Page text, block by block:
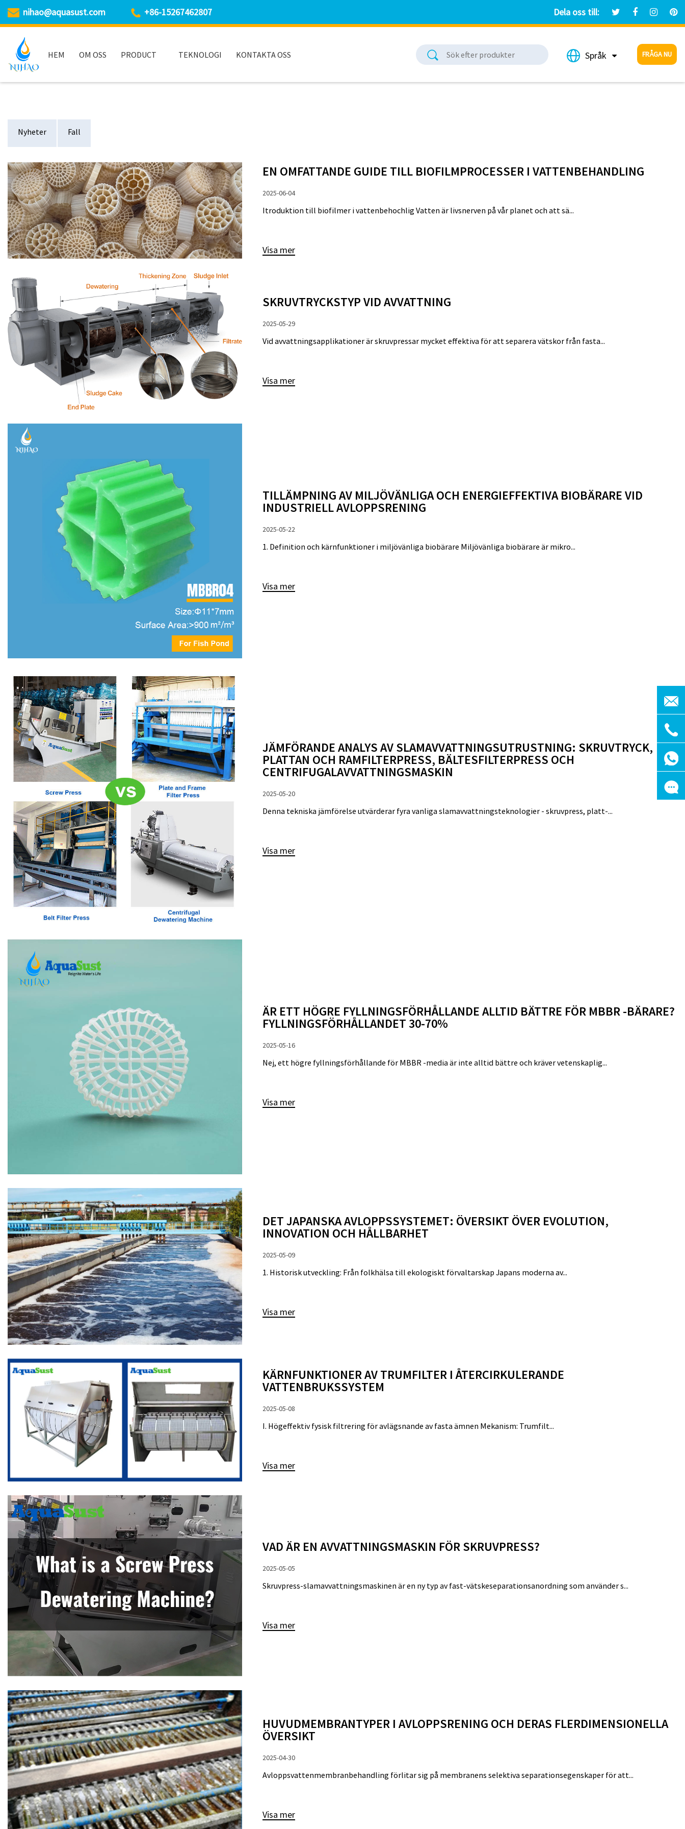
nihao@aquasust.com +86-15267462807 Dela oss till:
HEM OM OSS PRODUCT TEKNOLOGI KONTAKTA OSS Språk FRÅGA NU
Nyheter Fall
EN OMFATTANDE GUIDE TILL BIOFILMPROCESSER I VATTENBEHANDLING
2025-06-04
Itroduktion till biofilmer i vattenbehochlig Vatten är livsnerven på vår planet och att sä...
Visa mer
SKRUVTRYCKSTYP VID AVVATTNING
2025-05-29
Vid avvattningsapplikationer är skruvpressar mycket effektiva för att separera vätskor från fasta...
Visa mer
TILLÄMPNING AV MILJÖVÄNLIGA OCH ENERGIEFFEKTIVA BIOBÄRARE VID
INDUSTRIELL AVLOPPSRENING
2025-05-22
1. Definition och kärnfunktioner i miljövänliga biobärare Miljövänliga biobärare är mikro...
Visa mer
JÄMFÖRANDE ANALYS AV SLAMAVVATTNINGSUTRUSTNING: SKRUVTRYCK,
PLATTAN OCH RAMFILTERPRESS, BÄLTESFILTERPRESS OCH
CENTRIFUGALAVVATTNINGSMASKIN
2025-05-20
Denna tekniska jämförelse utvärderar fyra vanliga slamavvattningsteknologier - skruvpress, platt-...
Visa mer
ÄR ETT HÖGRE FYLLNINGSFÖRHÅLLANDE ALLTID BÄTTRE FÖR MBBR -BÄRARE?
FYLLNINGSFÖRHÅLLANDET 30-70%
2025-05-16
Nej, ett högre fyllningsförhållande för MBBR -media är inte alltid bättre och kräver vetenskaplig...
Visa mer
DET JAPANSKA AVLOPPSSYSTEMET: ÖVERSIKT ÖVER EVOLUTION,
INNOVATION OCH HÅLLBARHET
2025-05-09
1. Historisk utveckling: Från folkhälsa till ekologiskt förvaltarskap Japans moderna av...
Visa mer
KÄRNFUNKTIONER AV TRUMFILTER I ÅTERCIRKULERANDE
VATTENBRUKSSYSTEM
2025-05-08
I. Högeffektiv fysisk filtrering för avlägsnande av fasta ämnen Mekanism: Trumfilt...
Visa mer
VAD ÄR EN AVVATTNINGSMASKIN FÖR SKRUVPRESS?
2025-05-05
Skruvpress-slamavvattningsmaskinen är en ny typ av fast-vätskeseparationsanordning som använder s...
Visa mer
HUVUDMEMBRANTYPER I AVLOPPSRENING OCH DERAS FLERDIMENSIONELLA
ÖVERSIKT
2025-04-30
Avloppsvattenmembranbehandling förlitar sig på membranens selektiva separationsegenskaper för att...
Visa mer